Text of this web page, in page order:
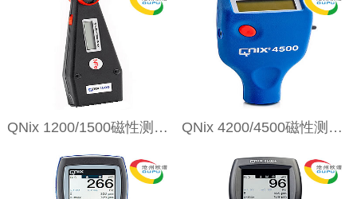
QNix 1200/1500磁性测厚仪 QNix 4200/4500磁性测厚仪